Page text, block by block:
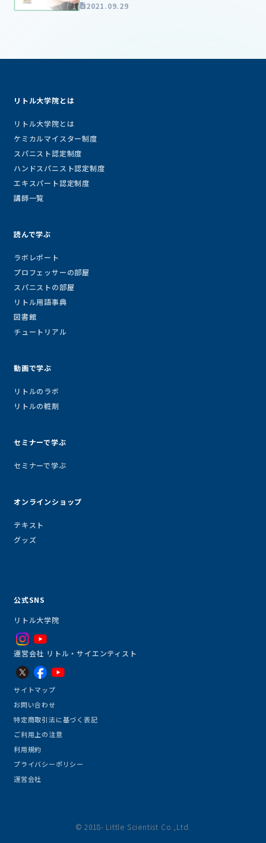
2021.09.29
リトル大学院とは
リトル大学院とは
ケミカルマイスター制度
スパニスト認定制度
ハンドスパニスト認定制度
エキスパート認定制度
講師一覧
読んで学ぶ
ラボレポート
プロフェッサーの部屋
スパニストの部屋
リトル用語事典
図書館
チュートリアル
動画で学ぶ
リトルのラボ
リトルの粧剤
セミナーで学ぶ
セミナーで学ぶ
オンラインショップ
テキスト
グッズ
公式SNS
リトル大学院
運営会社 リトル・サイエンティスト
サイトマップ
お問い合わせ
特定商取引法に基づく表記
ご利用上の注意
利用規約
プライバシーポリシー
運営会社
© 2018- Little Scientist Co.,Ltd.